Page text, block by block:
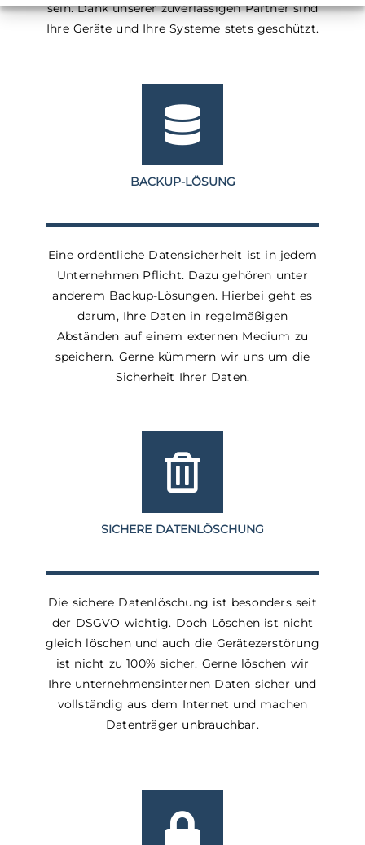
sein. Dank unserer zuverlässigen Partner sind
Ihre Geräte und Ihre Systeme stets geschützt.
BACKUP-LÖSUNG
Eine ordentliche Datensicherheit ist in jedem
Unternehmen Pflicht. Dazu gehören unter
anderem Backup-Lösungen. Hierbei geht es
darum, Ihre Daten in regelmäßigen
Abständen auf einem externen Medium zu
speichern. Gerne kümmern wir uns um die
Sicherheit Ihrer Daten.
SICHERE DATENLÖSCHUNG
Die sichere Datenlöschung ist besonders seit
der DSGVO wichtig. Doch Löschen ist nicht
gleich löschen und auch die Gerätezerstörung
ist nicht zu 100% sicher. Gerne löschen wir
Ihre unternehmensinternen Daten sicher und
vollständig aus dem Internet und machen
Datenträger unbrauchbar.